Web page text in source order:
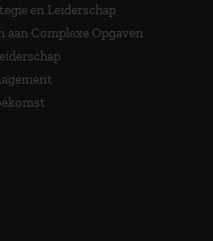
en Leiderschap
aan Complexe Opgaven